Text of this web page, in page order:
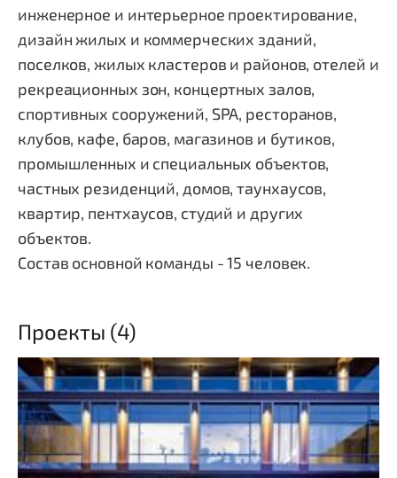
инженерное и интерьерное проектирование,
дизайн жилых и коммерческих зданий,
поселков, жилых кластеров и районов, отелей и
рекреационных зон, концертных залов,
спортивных сооружений, SPA, ресторанов,
клубов, кафе, баров, магазинов и бутиков,
промышленных и специальных объектов,
частных резиденций, домов, таунхаусов,
квартир, пентхаусов, студий и других
объектов.
Состав основной команды - 15 человек.
Проекты (4)